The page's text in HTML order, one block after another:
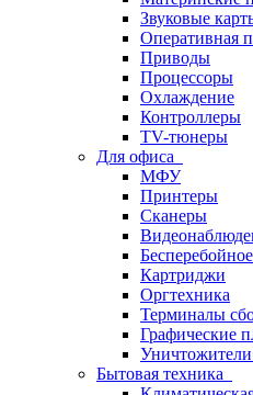
Звуковые
Оперативная
Приводы
Процессоры
Охлаждение
Контроллеры
TV-тюнеры
Для офиса
МФУ
Принтеры
Сканеры
Картриджи
Оргтехника
Терминалы
Графические
Уничтожители
Бытовая техника